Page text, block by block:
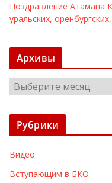
Поздравление Атамана
уральских,
Архивы
х
ы
Рубрики
Видео
Вступающим в БКО